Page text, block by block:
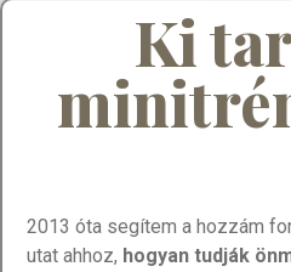
Ki
2013 óta segítem a hozzám
utat ahhoz, hogyan tudják